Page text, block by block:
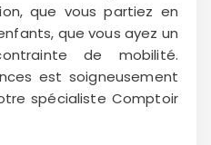
que vous partiez en
que vous ayez un
de mobilité.
est soigneusement
spécialiste Comptoir